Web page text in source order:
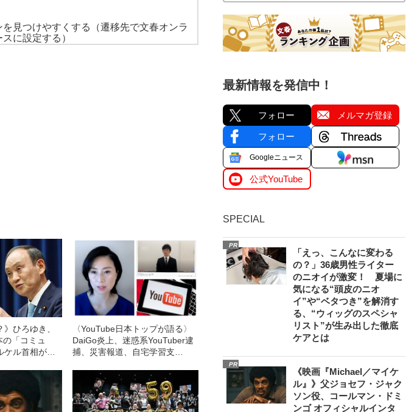
見つけやすくする
（遷移先で文春オンラ
に設定する）
》ひろゆき、
の「コミュ
ケル首相が共
〈YouTube日本トップが語る〉
DaiGo炎上、迷惑系YouTuber逮
捕、災害報道、自宅学習支
フォームの光と影
最新情報を発信中！
フォロー メルマガ登録
フォロー
Googleニュース
公式YouTube
SPECIAL
PR
「えっ、こんなに変わる
の？」36歳男性ライター
のニオイが激変！ 夏場に
気になる“頭皮のニオ
イ”や“ベタつき”を解消す
る、“ウィッグのスペシャ
リスト”が生み出した徹底
ケアとは
PR
《映画『Michael／マイケ
ル』》父ジョセフ・ジャク
ソン役、コールマン・ドミ
ンゴ オフィシャルインタ